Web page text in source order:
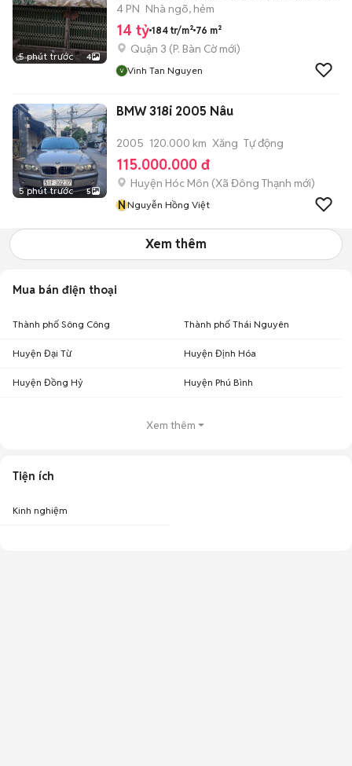
5 phút trước 4
4 PN Nhà ngõ, hẻm
14 tỷ 184 tr/m² 76 m²
Quận 3 (P. Bàn Cờmới)
Vinh Tan Nguyen
5 phút trước 5
BMW 318i 2005 Nâu
2005 120.000 km Xăng Tự động
115.000.000 đ
Huyện Hóc Môn (Xã Đông Thạnh mới)
NNguyễn Hồng Việt
Xem thêm
Mua bán điện thoại
Thành phố Sông Công Thành phố Thái Nguyên
Huyện Đại Từ Huyện Định Hóa
Huyện Đồng Hỷ Huyện Phú Bình
Xem thêm
Tiện ích
Kinh nghiệm